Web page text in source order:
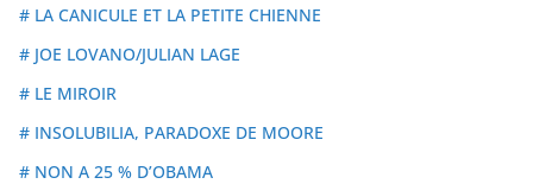
# LA CANICULE ET LA PETITE CHIENNE
# JOE LOVANO/JULIAN LAGE
# LE MIROIR
# INSOLUBILIA, PARADOXE DE MOORE
# NON A 25 % D’OBAMA